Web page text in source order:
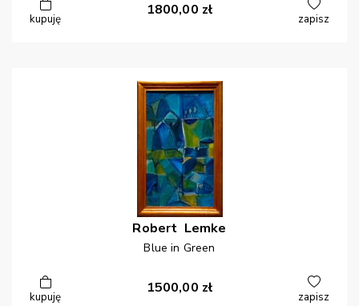
kupuję
1800,00 zł
zapisz
Robert Lemke
Blue in Green
kupuję
1500,00 zł
zapisz